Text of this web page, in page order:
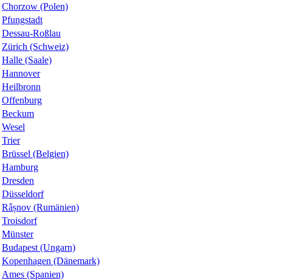
Chorzow (Polen)
Pfungstadt
Dessau-Roßlau
Zürich (Schweiz)
Halle (Saale)
Hannover
Heilbronn
Offenburg
Beckum
Wesel
Trier
Brüssel (Belgien)
Hamburg
Dresden
Düsseldorf
Râșnov (Rumänien)
Troisdorf
Münster
Budapest (Ungarn)
Kopenhagen (Dänemark)
Ames (Spanien)